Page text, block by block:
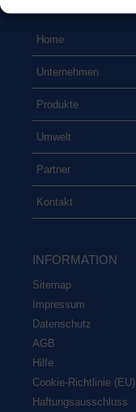
Home
Unter­neh­men
Pro­duk­te
Umwelt
Part­ner
Kon­takt
INFOR­MA­TI­ON
Site­map
Impres­sum
Daten­schutz
AGB
Hil­fe
Coo­kie-Rich­t­­li­­nie (EU)
Haf­tungs­aus­schluss